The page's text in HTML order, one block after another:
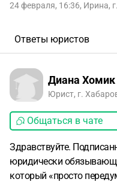
24 февраля, 16:36, Ирина,
Ответы юристов
Диана Хомик
Юрист, г.
Общаться в чате
Здравствуйте.
юридически
который «просто